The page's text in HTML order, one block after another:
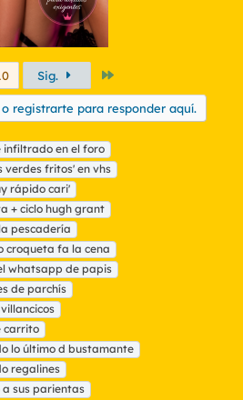
Sig.
registrarte para responder aquí.
en el foro
fritos' en vhs
rápido cari'
+ ciclo hugh grant
pescadería
croqueta fa la cena
whatsapp de papis
de parchís
carrito
lo último d bustamante
regalines
sus parientas